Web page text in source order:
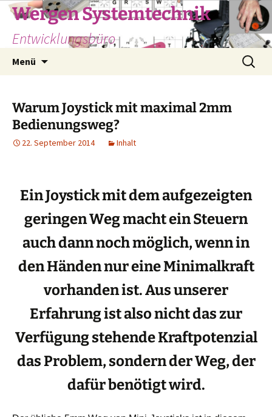
Zum
Inhalt
springen
Wergen Systemtechnik
Entwicklungsbüro
Menü
Suche
nach:
Warum Joystick mit maximal 2mm
Bedienungsweg?
22. September 2014 Inhalt
Ein Joystick mit dem aufgezeigten
geringen Weg macht ein Steuern
auch dann noch möglich, wenn in
den Händen nur eine Minimalkraft
vorhanden ist. Aus unserer
Erfahrung ist also nicht das zur
Verfügung stehende Kraftpotenzial
das Problem, sondern der Weg, der
dafür benötigt wird.